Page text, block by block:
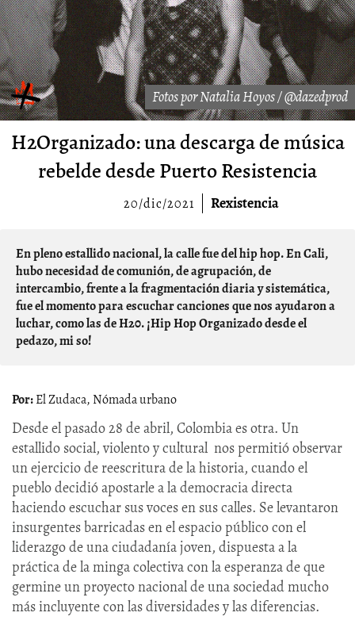
Fotos por Natalia Hoyos / @dazedprod
H2Organizado: una descarga de música
rebelde desde Puerto Resistencia
20/dic/2021 Rexistencia
En pleno estallido nacional, la calle fue del hip hop. En Cali,
hubo necesidad de comunión, de agrupación, de
intercambio, frente a la fragmentación diaria y sistemática,
fue el momento para escuchar canciones que nos ayudaron a
luchar, como las de H20. ¡Hip Hop Organizado desde el
pedazo, mi so!​
El Zudaca, Nómada urbano
Desde el pasado 28 de abril, Colombia es otra. Un
estallido social, violento y cultural nos permitió observar
un ejercicio de reescritura de la historia, cuando el
pueblo decidió apostarle a la democracia directa
haciendo escuchar sus voces en sus calles. Se levantaron
insurgentes barricadas en el espacio público con el
liderazgo de una ciudadanía joven, dispuesta a la
práctica de la minga colectiva con la esperanza de que
germine un proyecto nacional de una sociedad mucho
más incluyente con las diversidades y las diferencias.